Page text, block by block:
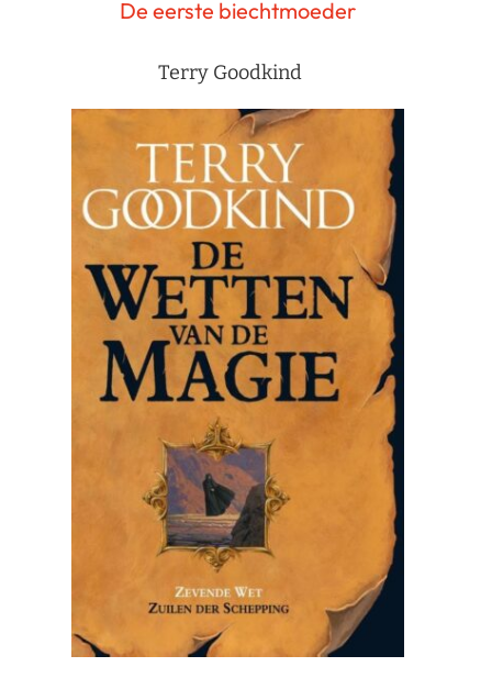
De eerste biechtmoeder
Terry Goodkind